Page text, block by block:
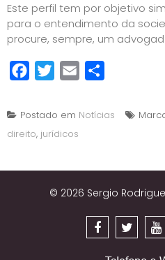
Este perfil tem por objetivo
para o entendimento da
procure, sempre, um
FacebookTwitterEmail
Postado em Notícias
direito, jurídicos
© 2026 Sergio